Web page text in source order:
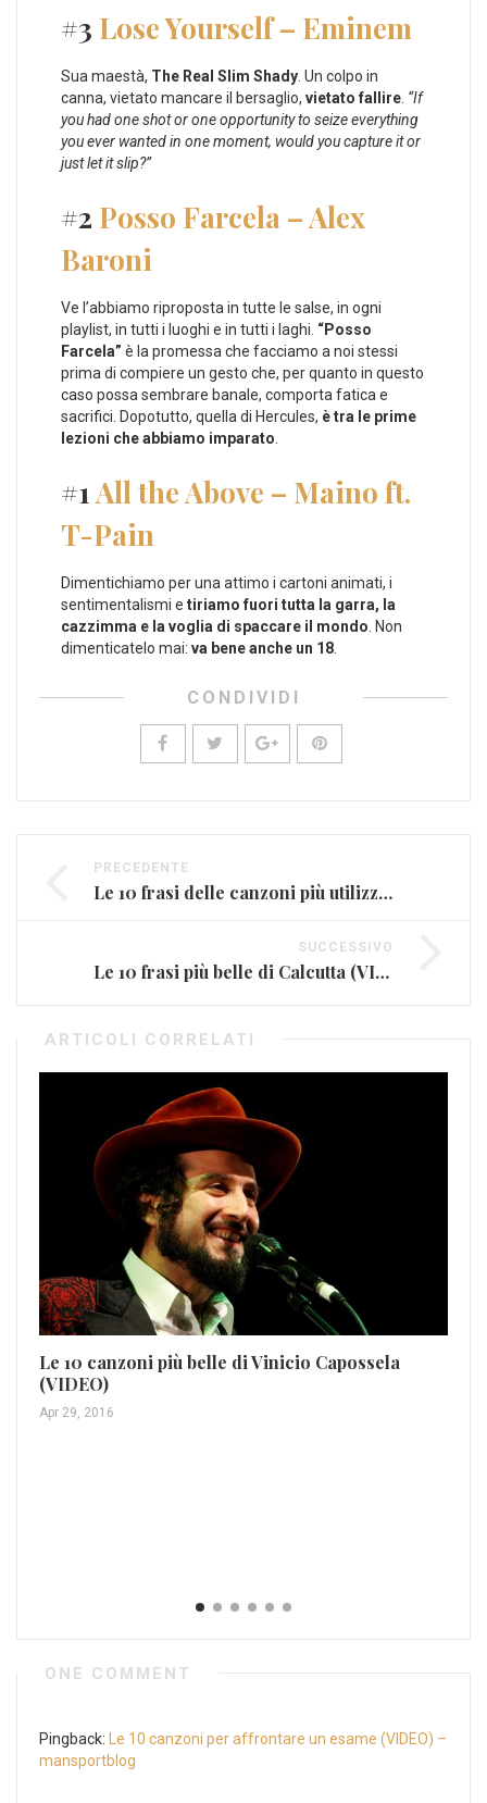
#3 Lose Yourself – Eminem
Sua maestà, The Real Slim Shady . Un colpo in
canna, vietato mancare il bersaglio, vietato fallire “If
you had one shot or one opportunity to seize everything
you ever wanted in one moment, would you capture it or
just let it slip?”
#2 Posso Farcela – Alex
Baroni
Ve l’abbiamo riproposta in tutte le salse, in ogni
playlist, in tutti i luoghi e in tutti i laghi. “Posso
Farcela” è la promessa che facciamo a noi stessi
prima di compiere un gesto che, per quanto in questo
caso possa sembrare banale, comporta fatica e
sacrifici. Dopotutto, quella di Hercules, è tra le prime
lezioni che abbiamo imparato
#1 All the Above – Maino ft.
T-Pain
Dimentichiamo per una attimo i cartoni animati, i
sentimentalismi e tiriamo fuori tutta la garra, la
cazzimma e la voglia di spaccare il mondo . Non
dimenticatelo mai: va bene anche un 18
CONDIVIDI
PRECEDENTE
Le 10 frasi delle canzoni più utilizzate su Instagram (VIDEO)
SUCCESSIVO
Le 10 frasi più belle di Calcutta (VIDEO)
ARTICOLI CORRELATI
Le 10 canzoni più belle di Vinicio Capossela
(VIDEO)
Apr 29, 2016
ONE COMMENT
Pingback: Le 10 canzoni per affrontare un esame (VIDEO) –
mansportblog